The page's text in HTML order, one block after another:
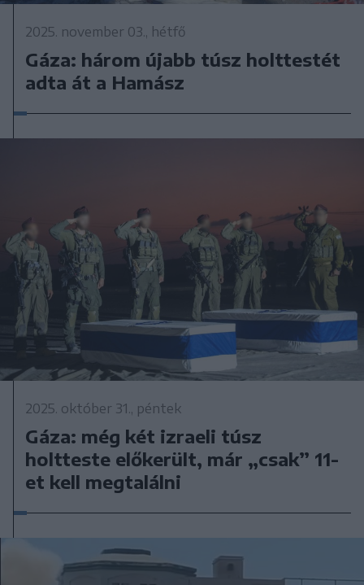
2025. november 03., hétfő
Gáza: három újabb túsz holttestét
adta át a Hamász
2025. október 31., péntek
Gáza: még két izraeli túsz
holtteste előkerült, már „csak” 11-
et kell megtalálni